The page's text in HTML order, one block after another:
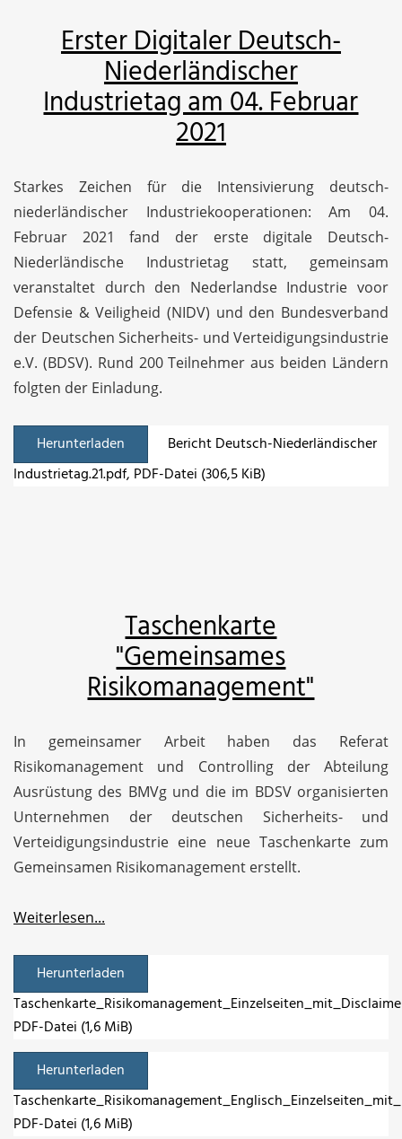
Erster Digitaler Deutsch-
Niederländischer
Industrietag am 04. Februar
2021
Starkes Zeichen für die Intensivierung deutsch-
niederländischer Industriekooperationen: Am 04.
Februar 2021 fand der erste digitale Deutsch-
Niederländische Industrietag statt, gemeinsam
veranstaltet durch den Nederlandse Industrie voor
Defensie & Veiligheid (NIDV) und den Bundesverband
der Deutschen Sicherheits- und Verteidigungsindustrie
e.V. (BDSV). Rund 200 Teilnehmer aus beiden Ländern
folgten der Einladung.
Herunterladen
Bericht Deutsch-Niederländischer
Industrietag.21.pdf, PDF-Datei (306,5 KiB)
Taschenkarte
"Gemeinsames
Risikomanagement"
In gemeinsamer Arbeit haben das Referat
Risikomanagement und Controlling der Abteilung
Ausrüstung des BMVg und die im BDSV organisierten
Unternehmen der deutschen Sicherheits- und
Verteidigungsindustrie eine neue Taschenkarte zum
Gemeinsamen Risikomanagement erstellt.
Weiterlesen...
Herunterladen
PDF-Datei (1,6 MiB)
Herunterladen
PDF-Datei (1,6 MiB)